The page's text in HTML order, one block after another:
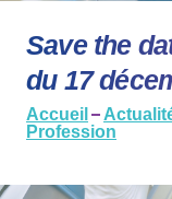
Save the
du 17
Accueil
Profession